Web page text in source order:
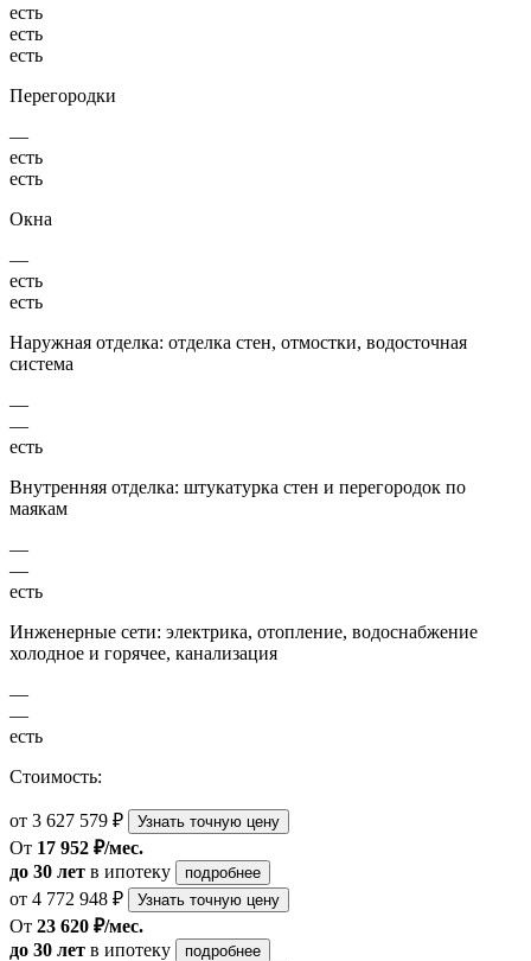
есть
есть
есть
Перегородки
—
есть
есть
Окна
—
есть
есть
Наружная отделка: отделка стен, отмостки, водосточная
система
—
—
есть
Внутренняя отделка: штукатурка стен и перегородок по
маякам
—
—
есть
Инженерные сети: электрика, отопление, водоснабжение
холодное и горячее, канализация
—
—
есть
Стоимость:
от 3 627 579 ₽ Узнать точную цену
От 17 952 ₽/мес.
до 30 лет в ипотеку подробнее
от 4 772 948 ₽ Узнать точную цену
От 23 620 ₽/мес.
до 30 лет в ипотеку подробнее